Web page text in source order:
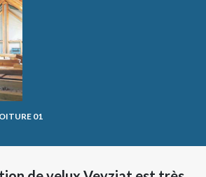
01